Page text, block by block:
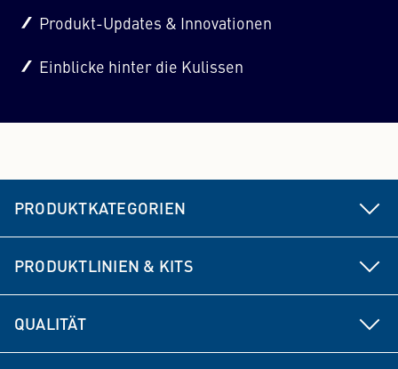
Produkt-Updates & Innovationen
Einblicke hinter die Kulissen
PRODUKTKATEGORIEN
Antriebsteile
PRODUKTLINIEN & KITS
QUALITÄT